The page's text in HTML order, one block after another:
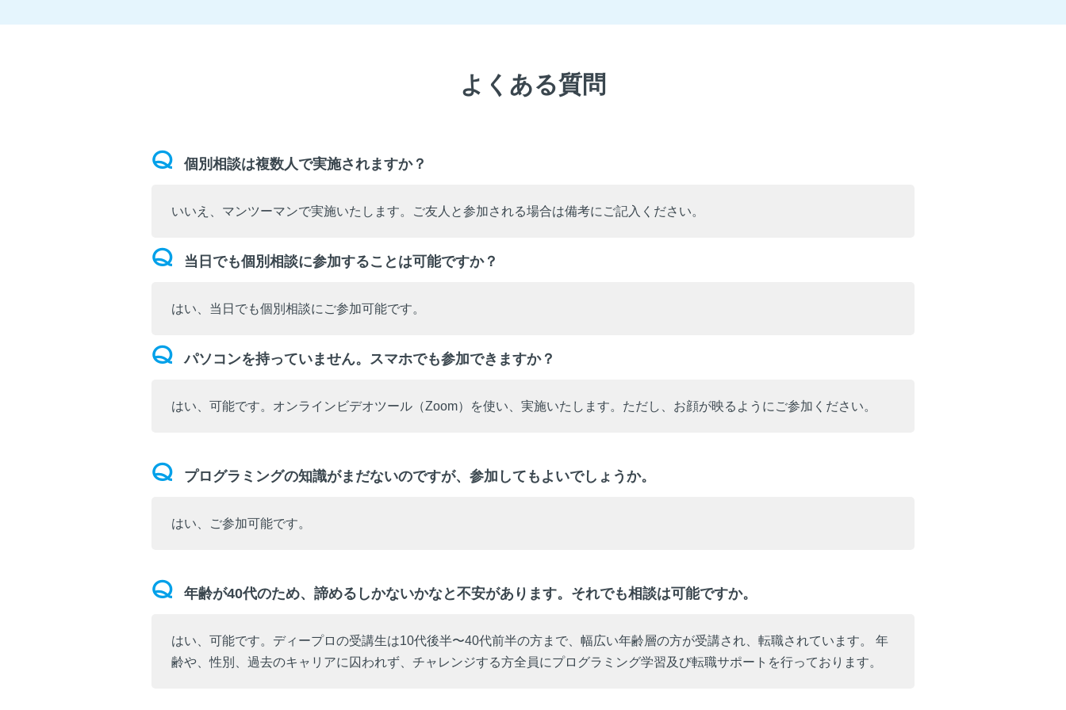
よくある質問
個別相談は複数人で実施されますか？
いいえ、マンツーマンで実施いたします。ご友人と参加される場合は備考にご記入ください。
当日でも個別相談に参加することは可能ですか？
はい、当日でも個別相談にご参加可能です。
パソコンを持っていません。スマホでも参加できますか？
はい、可能です。オンラインビデオツール（Zoom）を使い、実施いたします。ただし、お顔が映るようにご参加ください。
プログラミングの知識がまだないのですが、参加してもよいでしょうか。
はい、ご参加可能です。
年齢が40代のため、諦めるしかないかなと不安があります。それでも相談は可能ですか。
はい、可能です。ディープロの受講生は10代後半〜40代前半の方まで、幅広い年齢層の方が受講され、転職されています。 年
齢や、性別、過去のキャリアに囚われず、チャレンジする方全員にプログラミング学習及び転職サポートを行っております。